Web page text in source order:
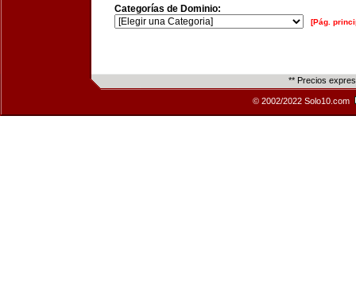
Categorías de Dominio:
[Pág.
** Precios
© 2002/2022 Solo10.com